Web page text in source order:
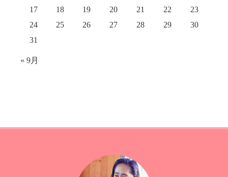
17
18 19 20 21 22
23
24
25 26 27 28 29
30
31
« 9月